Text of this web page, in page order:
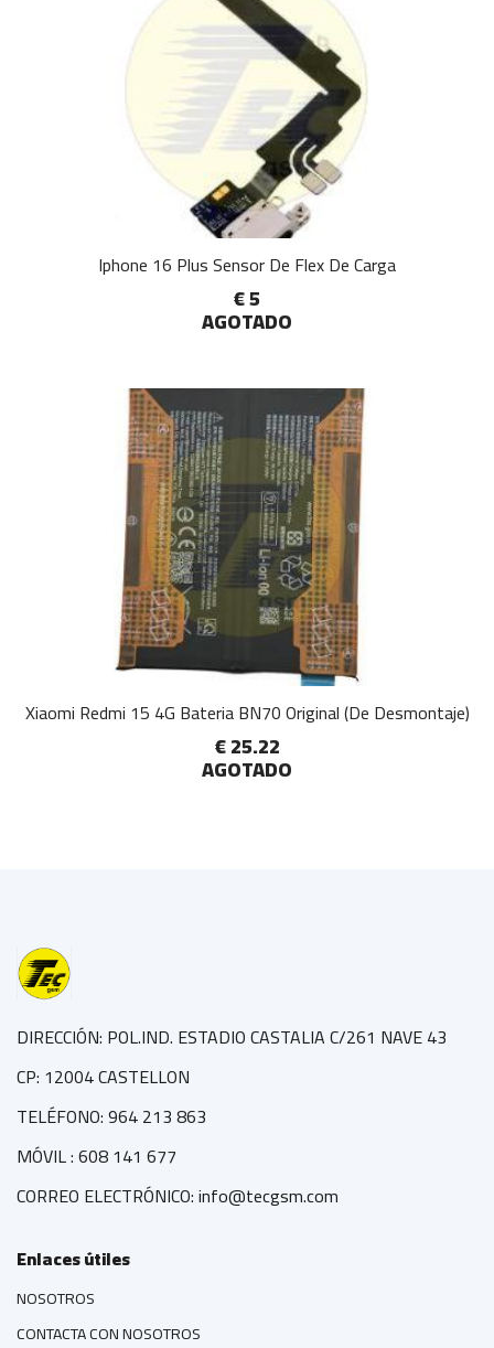
Iphone 16 Plus Sensor De Flex De Carga
€ 5
AGOTADO
Xiaomi Redmi 15 4G Bateria BN70 Original (De Desmontaje)
€ 25.22
AGOTADO
DIRECCIÓN: POL.IND. ESTADIO CASTALIA C/261 NAVE 43
CP: 12004 CASTELLON
TELÉFONO: 964 213 863
MÓVIL : 608 141 677
CORREO ELECTRÓNICO: info@tecgsm.com
Enlaces útiles
NOSOTROS
CONTACTA CON NOSOTROS